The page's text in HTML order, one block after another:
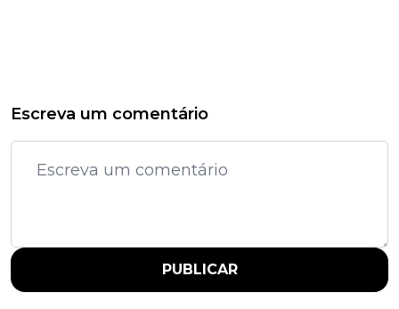
Escreva um comentário
PUBLICAR